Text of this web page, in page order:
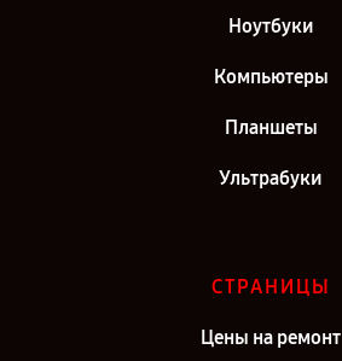
Ноутбуки
Компьютеры
Планшеты
Ультрабуки
СТРАНИЦЫ
Цены на ремонт